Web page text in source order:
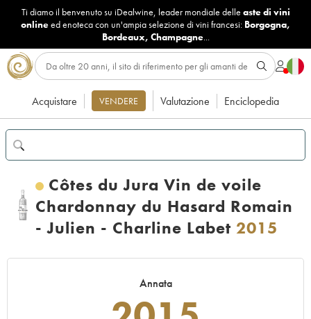
Ti diamo il benvenuto su iDealwine, leader mondiale delle aste di vini
onlineed enoteca con un'ampia selezione di vini francesi: Borgogna,
Bordeaux, Champagne...
Acquistare VENDERE Valutazione Enciclopedia
Côtes du Jura Vin de voile
Chardonnay du Hasard Romain
- Julien - Charline Labet 2015
Annata